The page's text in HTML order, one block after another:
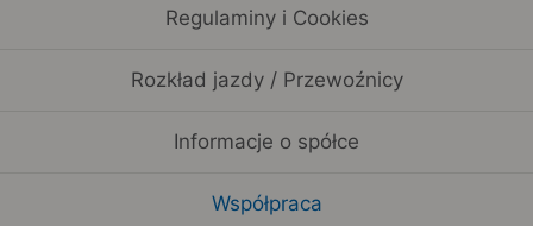
Regulaminy i Cookies
Rozkład jazdy / Przewoźnicy
Informacje o spółce
Współpraca